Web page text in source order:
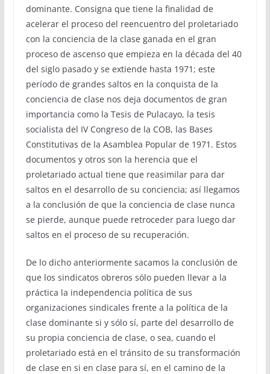
dominante. Consigna que tiene la finalidad de
acelerar el proceso del reencuentro del proletariado
con la conciencia de la clase ganada en el gran
proceso de ascenso que empieza en la década del 40
del siglo pasado y se extiende hasta 1971; este
período de grandes saltos en la conquista de la
conciencia de clase nos deja documentos de gran
importancia como la Tesis de Pulacayo, la tesis
socialista del IV Congreso de la COB, las Bases
Constitutivas de la Asamblea Popular de 1971. Estos
documentos y otros son la herencia que el
proletariado actual tiene que reasimilar para dar
saltos en el desarrollo de su conciencia; así llegamos
a la conclusión de que la conciencia de clase nunca
se pierde, aunque puede retroceder para luego dar
saltos en el proceso de su recuperación.
De lo dicho anteriormente sacamos la conclusión de
que los sindicatos obreros sólo pueden llevar a la
práctica la independencia política de sus
organizaciones sindicales frente a la política de la
clase dominante si y sólo sí, parte del desarrollo de
su propia conciencia de clase, o sea, cuando el
proletariado está en el tránsito de su transformación
de clase en si en clase para sí, en el camino de la